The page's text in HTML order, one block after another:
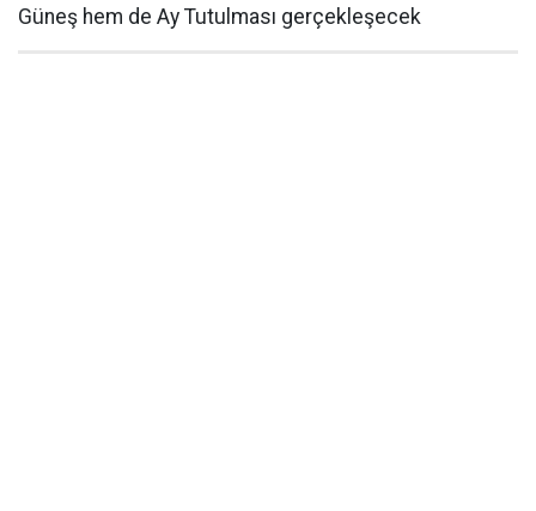
Güneş hem de Ay Tutulması gerçekleşecek